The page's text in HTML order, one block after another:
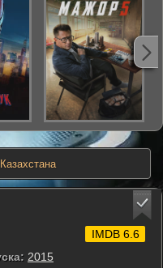
2015
IMDB 6.6